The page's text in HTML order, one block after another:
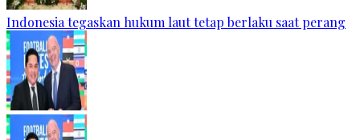
Indonesia tegaskan hukum laut tetap berlaku saat perang